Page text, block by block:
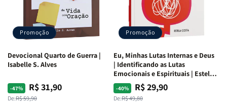
Promoção
Devocional Quarto de Guerra |
Isabelle S. Alves
-47%
Preço
normal
De:R$ 59,90
Preço
promocional
R$ 31,90
Promoção
Eu, Minhas Lutas Internas e Deus
| Identificando as Lutas
Emocionais e Espirituais | Estela
Costa
-40%
Preço
normal
De:R$ 49,80
Preço
promocional
R$ 29,90